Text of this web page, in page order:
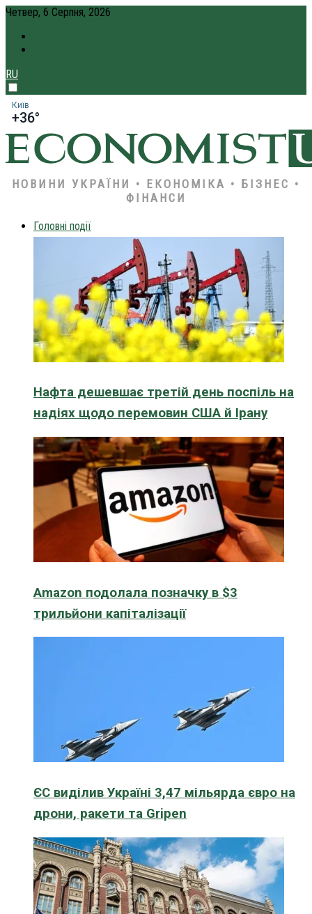
Четвер, 6 Серпня, 2026
RU
Київ
+36°
НОВИНИ УКРАЇНИ • ЕКОНОМІКА • БІЗНЕС •
ФІНАНСИ
Головні події
Нафта дешевшає третій день поспіль на
надіях щодо перемовин США й Ірану
Amazon подолала позначку в $3
трильйони капіталізації
ЄС виділив Україні 3,47 мільярда євро на
дрони, ракети та Gripen